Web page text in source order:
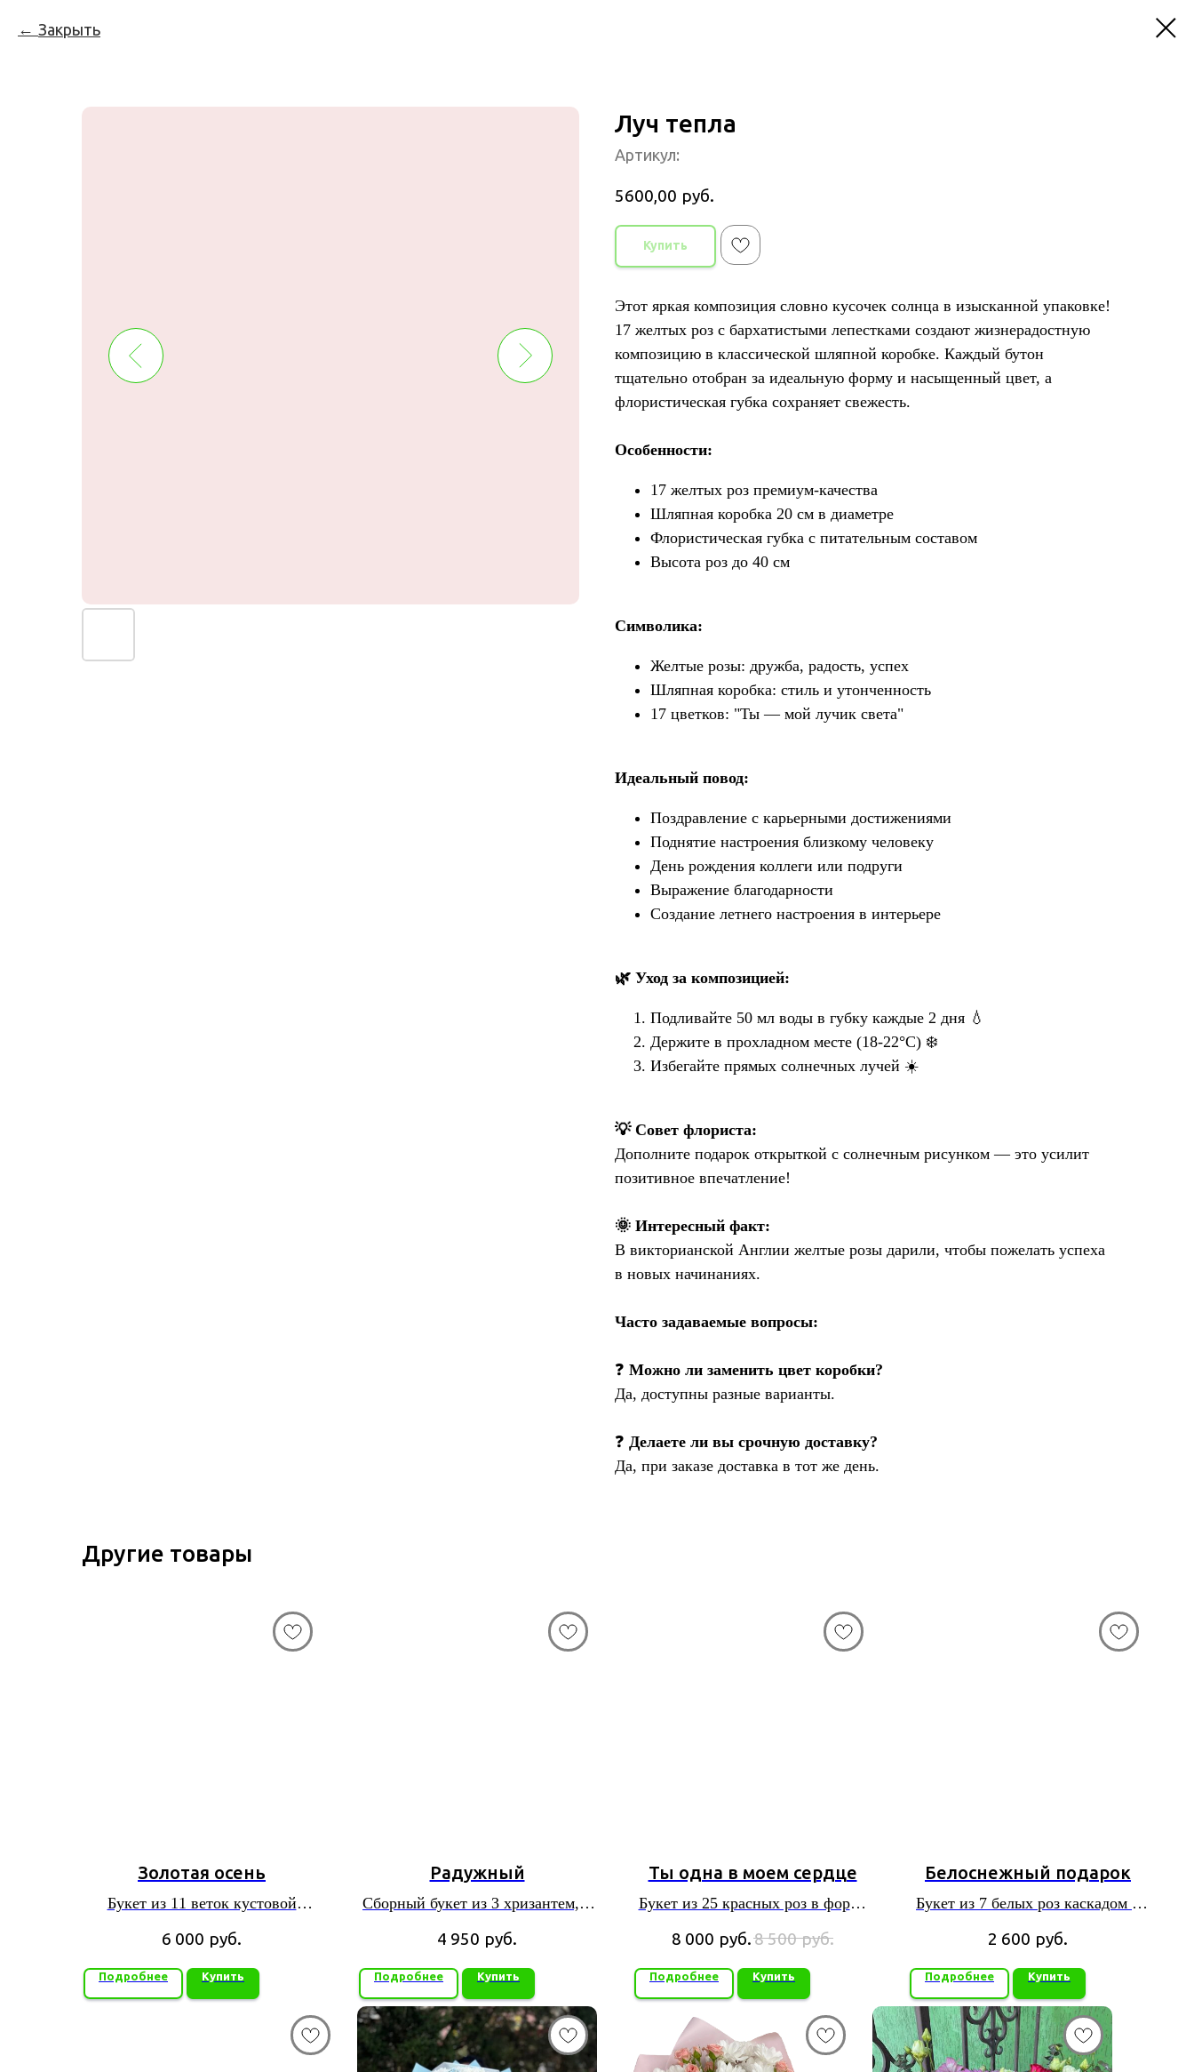
Закрыть
Луч тепла
Артикул:
5600,00 руб.
Купить
Этот яркая композиция словно кусочек солнца в изысканной упаковке!
17 желтых роз с бархатистыми лепестками создают жизнерадостную
композицию в классической шляпной коробке. Каждый бутон
тщательно отобран за идеальную форму и насыщенный цвет, а
флористическая губка сохраняет свежесть.
Особенности:
17 желтых роз премиум-качества
Шляпная коробка 20 см в диаметре
Флористическая губка с питательным составом
Высота роз до 40 см
Символика:
Желтые розы: дружба, радость, успех
Шляпная коробка: стиль и утонченность
17 цветков: "Ты — мой лучик света"
Идеальный повод:
Поздравление с карьерными достижениями
Поднятие настроения близкому человеку
День рождения коллеги или подруги
Выражение благодарности
Создание летнего настроения в интерьере
🌿 Уход за композицией:
Подливайте 50 мл воды в губку каждые 2 дня 💧
Держите в прохладном месте (18-22°C) ❄️
Избегайте прямых солнечных лучей ☀️
💡 Совет флориста:
Дополните подарок открыткой с солнечным рисунком — это усилит
позитивное впечатление!
🌞 Интересный факт:
В викторианской Англии желтые розы дарили, чтобы пожелать успеха
в новых начинаниях.
Часто задаваемые вопросы:
❓ Можно ли заменить цвет коробки?
Да, доступны разные варианты.
❓ Делаете ли вы срочную доставку?
Да, при заказе доставка в тот же день.
Другие товары
Золотая осень
Букет из 11 веток кустовой
6 000 руб.
Подробнее Купить
Радужный
Сборный букет из 3 хризантем, 5
декоративной зелени
4 950 руб.
Подробнее Купить
Ты одна в моем сердце
Букет из 25 красных роз в форме
8 000 руб.8 500 руб.
Подробнее Купить
Белоснежный подарок
Букет из 7 белых роз каскадом в
2 600 руб.
Подробнее Купить